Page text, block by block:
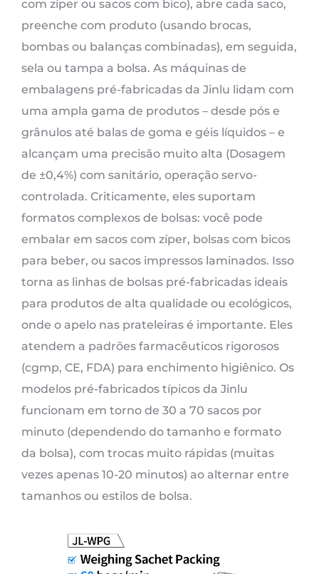
com zíper ou sacos com bico), abre cada saco,
preenche com produto (usando brocas,
bombas ou balanças combinadas), em seguida,
sela ou tampa a bolsa. As máquinas de
embalagens pré-fabricadas da Jinlu lidam com
uma ampla gama de produtos – desde pós e
grânulos até balas de goma e géis líquidos – e
alcançam uma precisão muito alta (Dosagem
de ±0,4%) com sanitário, operação servo-
controlada. Criticamente, eles suportam
formatos complexos de bolsas: você pode
embalar em sacos com zíper, bolsas com bicos
para beber, ou sacos impressos laminados. Isso
torna as linhas de bolsas pré-fabricadas ideais
para produtos de alta qualidade ou ecológicos,
onde o apelo nas prateleiras é importante. Eles
atendem a padrões farmacêuticos rigorosos
(cgmp, CE, FDA) para enchimento higiênico. Os
modelos pré-fabricados típicos da Jinlu
funcionam em torno de 30 a 70 sacos por
minuto (dependendo do tamanho e formato
da bolsa), com trocas muito rápidas (muitas
vezes apenas 10-20 minutos) ao alternar entre
tamanhos ou estilos de bolsa.